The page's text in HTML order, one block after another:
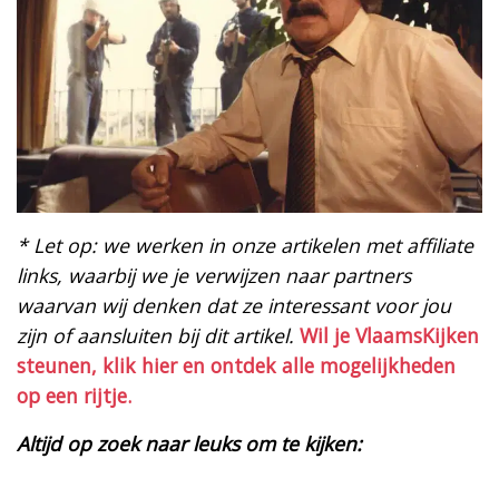
* Let op: we werken in onze artikelen met affiliate
links, waarbij we je verwijzen naar partners
waarvan wij denken dat ze interessant voor jou
zijn of aansluiten bij dit artikel. Wil je VlaamsKijken
steunen, klik hier en ontdek alle mogelijkheden
op een rijtje.
Altijd op zoek naar leuks om te kijken: